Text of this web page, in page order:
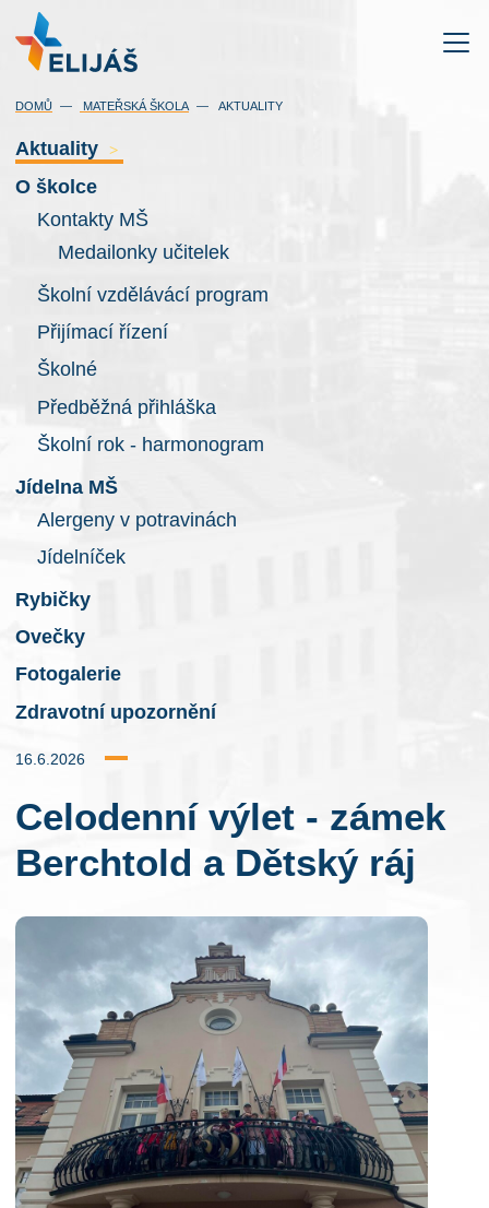
DOMŮ MATEŘSKÁ ŠKOLA AKTUALITY
Aktuality >
O školce
Kontakty MŠ
Medailonky učitelek
Školní vzdělávácí program
Přijímací řízení
Školné
Předběžná přihláška
Školní rok - harmonogram
Jídelna MŠ
Alergeny v potravinách
Jídelníček
Rybičky
Ovečky
Fotogalerie
Zdravotní upozornění
16.6.2026
Celodenní výlet - zámek
Berchtold a Dětský ráj